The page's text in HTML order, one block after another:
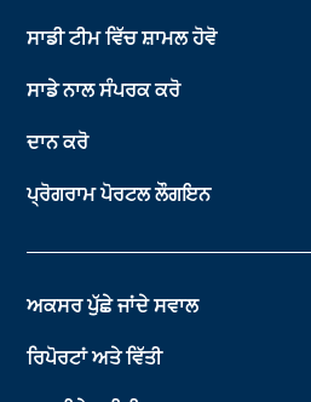
ਸਾਡੀ ਟੀਮ ਵਿੱਚ ਸ਼ਾਮਲ ਹੋਵੋ
ਸਾਡੇ ਨਾਲ ਸੰਪਰਕ ਕਰੋ
ਦਾਨ ਕਰੋ
ਪ੍ਰੋਗਰਾਮ ਪੋਰਟਲ ਲੌਗਇਨ
ਅਕਸਰ ਪੁੱਛੇ ਜਾਂਦੇ ਸਵਾਲ
ਰਿਪੋਰਟਾਂ ਅਤੇ ਵਿੱਤੀ